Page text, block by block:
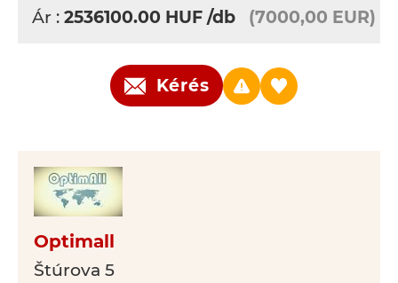
Ár : 2536100.00 HUF /db (7000,00 EUR)
Kérés
Optimall
Štúrova 5